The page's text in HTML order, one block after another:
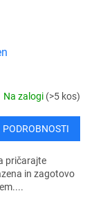
Na zalogi (>5 kos)
PODROBNOSTI
pričarajte
in zagotovo